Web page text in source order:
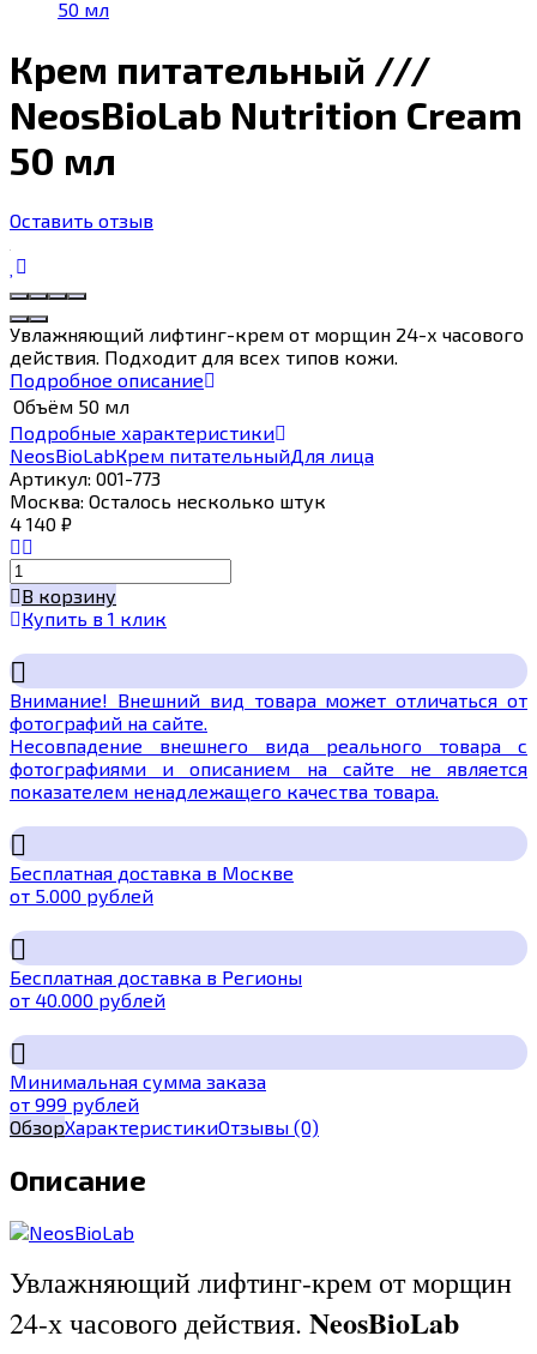
50 мл
Крем питательный ///
NeosBioLab Nutrition Cream
50 мл
Оставить отзыв
Увлажняющий лифтинг-крем от морщин 24-х часового
действия. Подходит для всех типов кожи.
Подробное описание
Объём 50 мл
Подробные характеристики
NeosBioLabКрем питательныйДля лица
Артикул: 001-773
Москва: Осталось несколько штук
4 140 ₽
В корзину
Купить в 1 клик
Внимание! Внешний вид товара может отличаться от
фотографий на сайте.
Несовпадение внешнего вида реального товара с
фотографиями и описанием на сайте не является
показателем ненадлежащего качества товара.
Бесплатная доставка в Москве
от 5.000 рублей
Бесплатная доставка в Регионы
от 40.000 рублей
Минимальная сумма заказа
от 999 рублей
ОбзорХарактеристикиОтзывы (0)
Описание
Увлажняющий лифтинг-крем от морщин
24-х часового действия. NeosBioLab